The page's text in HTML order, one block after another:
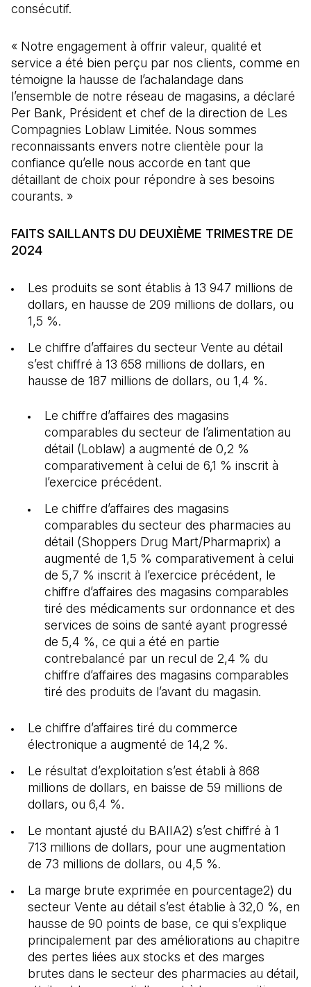
consécutif.
« Notre engagement à offrir valeur, qualité et
service a été bien perçu par nos clients, comme en
témoigne la hausse de l’achalandage dans
l’ensemble de notre réseau de magasins, a déclaré
Per Bank, Président et chef de la direction de Les
Compagnies Loblaw Limitée. Nous sommes
reconnaissants envers notre clientèle pour la
confiance qu’elle nous accorde en tant que
détaillant de choix pour répondre à ses besoins
courants. »
FAITS SAILLANTS DU DEUXIÈME TRIMESTRE DE
2024
Les produits se sont établis à 13 947 millions de
dollars, en hausse de 209 millions de dollars, ou
1,5 %.
Le chiffre d’affaires du secteur Vente au détail
s’est chiffré à 13 658 millions de dollars, en
hausse de 187 millions de dollars, ou 1,4 %.
Le chiffre d’affaires des magasins
comparables du secteur de l’alimentation au
détail (Loblaw) a augmenté de 0,2 %
comparativement à celui de 6,1 % inscrit à
l’exercice précédent.
Le chiffre d’affaires des magasins
comparables du secteur des pharmacies au
détail (Shoppers Drug Mart/Pharmaprix) a
augmenté de 1,5 % comparativement à celui
de 5,7 % inscrit à l’exercice précédent, le
chiffre d’affaires des magasins comparables
tiré des médicaments sur ordonnance et des
services de soins de santé ayant progressé
de 5,4 %, ce qui a été en partie
contrebalancé par un recul de 2,4 % du
chiffre d’affaires des magasins comparables
tiré des produits de l’avant du magasin.
Le chiffre d’affaires tiré du commerce
électronique a augmenté de 14,2 %.
Le résultat d’exploitation s’est établi à 868
millions de dollars, en baisse de 59 millions de
dollars, ou 6,4 %.
Le montant ajusté du BAIIA2) s’est chiffré à 1
713 millions de dollars, pour une augmentation
de 73 millions de dollars, ou 4,5 %.
La marge brute exprimée en pourcentage2) du
secteur Vente au détail s’est établie à 32,0 %, en
hausse de 90 points de base, ce qui s’explique
principalement par des améliorations au chapitre
des pertes liées aux stocks et des marges
brutes dans le secteur des pharmacies au détail,